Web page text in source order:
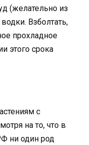
(желательно из
Взболтать,
прохладное
этого срока
с
на то, что в
ни один род